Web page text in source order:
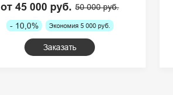
от 45 000 руб. 50 000 руб.
- 10,0%
Экономия 5 000 руб.
Заказать